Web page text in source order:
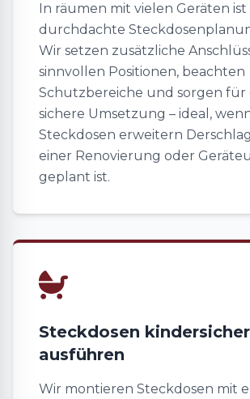
In räumen mit vielen Geräten ist
durchdachte
Wir setzen zusätzliche
sinnvollen Positionen, beachten
Schutzbereiche und sorgen für
sichere Umsetzung – ideal,
Steckdosen erweitern
einer Renovierung oder
geplant ist.
Steckdosen kindersicher
ausführen
Wir montieren Steckdosen mit